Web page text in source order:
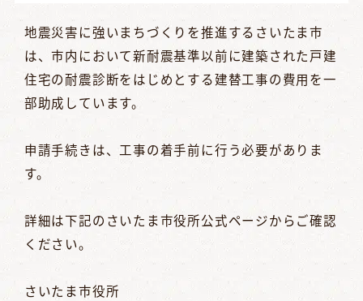
地震災害に強いまちづくりを推進するさいたま市
は、市内において新耐震基準以前に建築された戸建
住宅の耐震診断をはじめとする建替工事の費用を一
部助成しています。
申請手続きは、工事の着手前に行う必要がありま
す。
詳細は下記のさいたま市役所公式ページからご確認
ください。
さいたま市役所